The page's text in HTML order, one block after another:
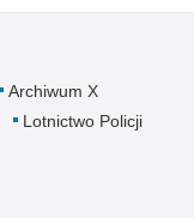
Archiwum X
Lotnictwo Policji